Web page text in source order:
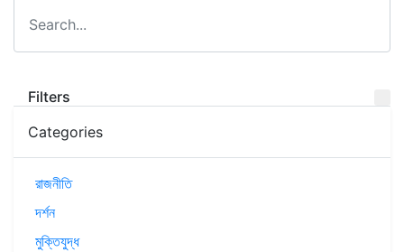
Filters
Categories
রাজনীতি
দর্শন
মুক্তিযুদ্ধ